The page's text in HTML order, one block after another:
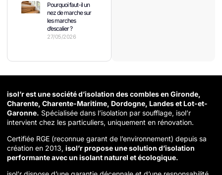
Pourquoi faut-il un
nez de marche sur
les marches
d’escalier ?
27/05/2026
isol’r est une société d’isolation des combles en Gironde,
Charente, Charente-Maritime, Dordogne, Landes et Lot-et-
Garonne. Spécialisée dans l’isolation par soufflage, isol’r
intervient chez les particuliers, uniquement en rénovation.
Certifiée RGE (reconnue garant de l’environnement) depuis sa
création en 2013, isol’r propose une solution d’isolation
performante avec un isolant naturel et écologique.